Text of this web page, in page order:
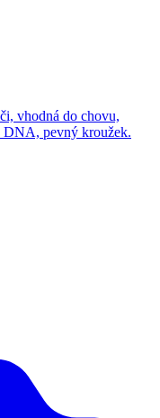
vhodná do chovu,
DNA, pevný kroužek.